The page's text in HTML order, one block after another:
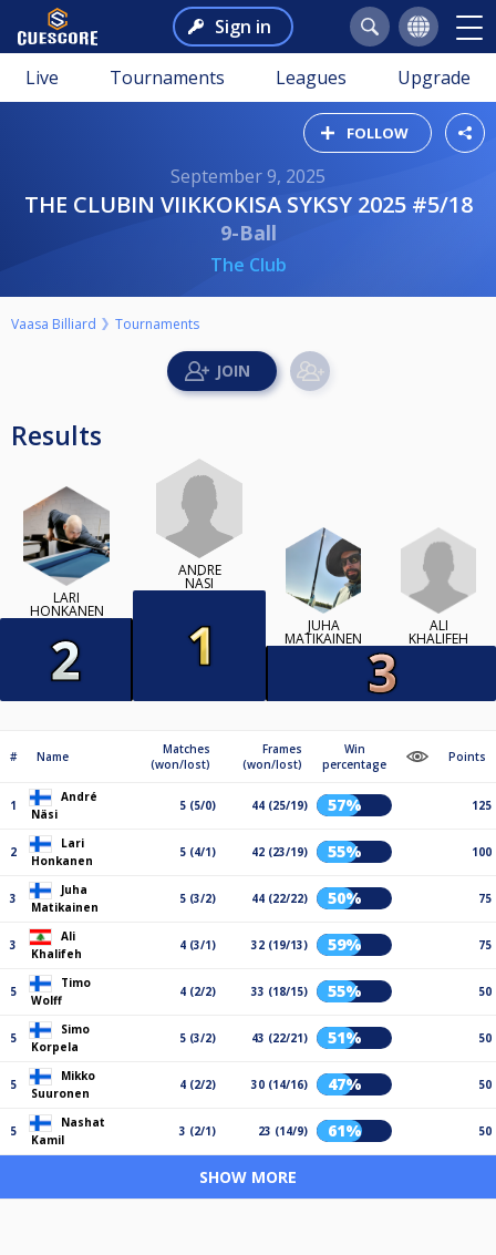
Sign in
Live Tournaments Leagues Upgrade
FOLLOW
September 9, 2025
THE CLUBIN VIIKKOKISA SYKSY 2025 #5/18
9-Ball
The Club
Vaasa Billiard Tournaments
Results
LARI
HONKANEN
ANDRÉ
NÄSI
JUHA
MATIKAINEN
ALI
KHALIFEH
# Name
Matches
(won/lost)
Frames
(won/lost)
Win
percentage
Points
1
André
Näsi
5 (5/0) 44 (25/19) 57% 125
2
Lari
Honkanen
5 (4/1) 42 (23/19) 55% 100
3
Juha
Matikainen
5 (3/2) 44 (22/22) 50% 75
3
Ali
Khalifeh
4 (3/1) 32 (19/13) 59% 75
5
Timo
Wolff
4 (2/2) 33 (18/15) 55% 50
5
Simo
Korpela
5 (3/2) 43 (22/21) 51% 50
5
Mikko
Suuronen
4 (2/2) 30 (14/16) 47% 50
5
Nashat
Kamil
3 (2/1) 23 (14/9) 61% 50
SHOW MORE